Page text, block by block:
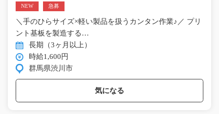
NEW 急募
＼手のひらサイズ×軽い製品を扱うカンタン作業♪／ プリ
ント基板を製造する…
長期（3ヶ月以上）
時給1,600円
群馬県渋川市
気になる